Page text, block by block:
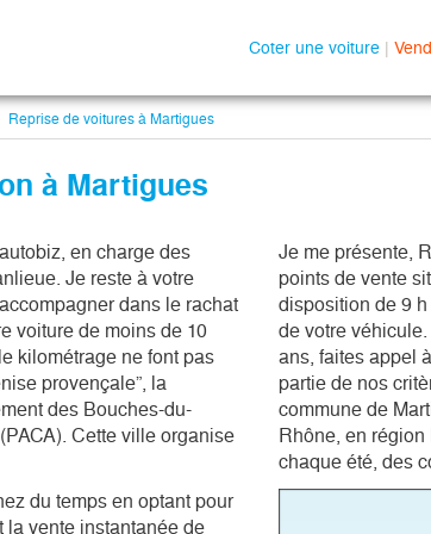
Coter une voiture |
Reprise de voitures à Martigues
à Martigues
en charge des
Je reste à votre
dans le rachat
voiture de moins de 10
kilométrage ne font pas
provençale”, la
des Bouches-du-
Cette ville organise
du temps en optant pour
vente instantanée de
Je me présente,
points de vente
disposition de 9
de votre
ans, faites appel
partie de nos
commune de
Rhône, en
chaque été, des